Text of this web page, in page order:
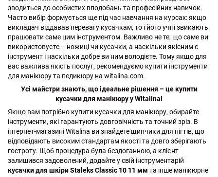
зводиться до особистих вподобань та професійних навичок.
Часто вибір формується ще під час навчання на курсах: якщо
викладач віддавав перевагу кусачкам, то і його учні звикають
працювати саме цим інструментом. Важливо не те, що саме ви
використовуєте – ножиці чи кусачки, а наскільки якісним є
інструмент і наскільки добре ви ним володієте. Тому якщо для
вас важлива якість послуг, рекомендуємо купити інструменти
для манікюру та педикюру на witalina.com.
Усі майстри знають, що ідеальне рішення – це купити
кусачки для манікюру у Witalina!
Якщо вам потрібно купити кусачки для манікюру, обирайте
інструменти, які гарантують довговічність та точний зріз. В
інтернет-магазині Witalina ви знайдете щипчики для нігтів, що
відповідають високим стандартам якості та довго зберігають
гостроту. Щоб процедура була бездоганною, а клієнт
залишився задоволений, додайте у свій інструментарій
кусачки для шкіри Staleks Classic 10 11 мм та інше манікюрне